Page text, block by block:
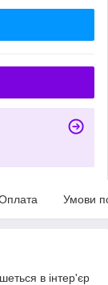
Умови
в інтер'єр